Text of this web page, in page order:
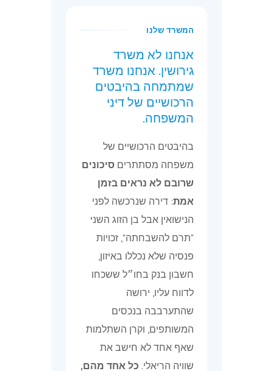
המשרד שלנו
אנחנו לא משרד
גירושין. אנחנו משרד
שמתמחה בהיבטים
הרכושיים של דיני
המשפחה.
בהיבטים הרכושיים של
משפחה מסתתרים סיכונים
שרובם לא נראים בזמן
אמת: דירה שנרכשה לפני
הנישואין אבל בן הזוג השני
"תרם להשבחתה", זכויות
פנסיה שלא נכללו באיזון,
חשבון בנק בחו״ל ששכחו
לדווח עליו, ירושה
שהתערבבה בנכסים
המשותפים, וקרן השתלמות
שאף אחד לא חישב את
שוויה הריאלי. כל אחד מהם,